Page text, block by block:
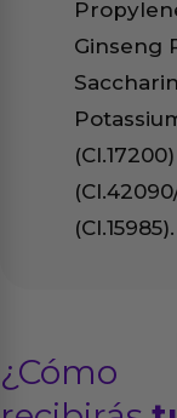
Ginseng
(CI.15985).
¿Cómo